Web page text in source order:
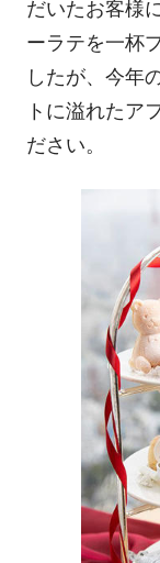
だいたお客様
ーラテを一杯
したが、今年
トに溢れたア
ださい。